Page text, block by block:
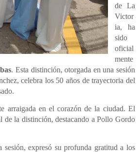
de La
Victor
ia, ha
sido
oficial
mente
. Esta distinción, otorgada en una sesión
celebra los 50 años de trayectoria del
arraigada en el corazón de la ciudad. El
la distinción, destacando a Pollo Gordo
sesión, expresó su profunda gratitud a los